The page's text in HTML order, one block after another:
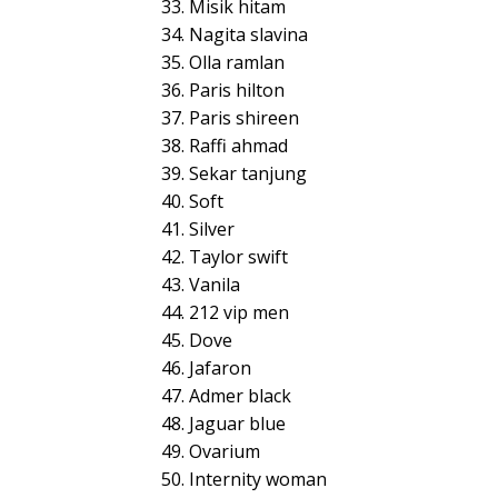
33. Misik hitam
34. Nagita slavina
35. Olla ramlan
36. Paris hilton
37. Paris shireen
38. Raffi ahmad
39. Sekar tanjung
40. Soft
41. Silver
42. Taylor swift
43. Vanila
44. 212 vip men
45. Dove
46. Jafaron
47. Admer black
48. Jaguar blue
49. Ovarium
50. Internity woman